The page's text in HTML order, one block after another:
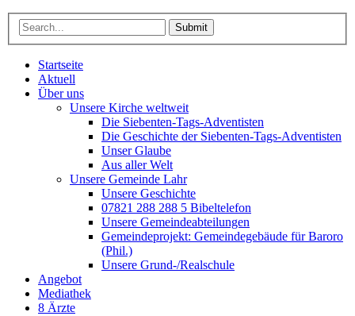
Submit
Startseite
Aktuell
Über uns
Unsere Kirche weltweit
Die Siebenten-Tags-Adventisten
Die Geschichte der Siebenten-Tags-Adventisten
Unser Glaube
Aus aller Welt
Unsere Gemeinde Lahr
Unsere Geschichte
07821 288 288 5 Bibeltelefon
Unsere Gemeindeabteilungen
Gemeindeprojekt: Gemeindegebäude für Baroro
(Phil.)
Unsere Grund-/Realschule
Angebot
Mediathek
8 Ärzte